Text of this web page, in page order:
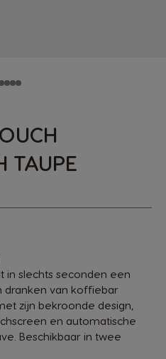
TAUPE
in slechts seconden een
dranken van koffiebar
zijn bekroonde design,
en automatische
Beschikbaar in twee